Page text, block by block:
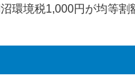
環境税1,000円が均等割